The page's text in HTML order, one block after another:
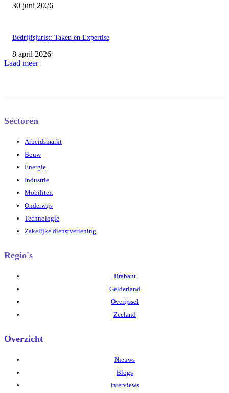
30 juni 2026
Bedrijfsjurist: Taken en Expertise
8 april 2026
Laad meer
Sectoren
Arbeidsmarkt
Bouw
Energie
Industrie
Mobiliteit
Onderwijs
Technologie
Zakelijke dienstverlening
Regio's
Brabant
Gelderland
Overijssel
Zeeland
Overzicht
Nieuws
Blogs
Interviews